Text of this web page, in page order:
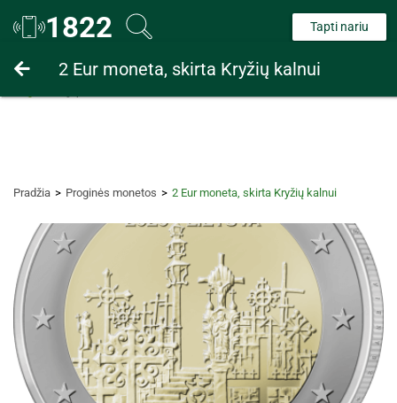
1822 Tapti nariu
Fiziniams asmenims
Juridiniams asmenims
2 Eur moneta, skirta Kryžių kalnui
Pradžia Proginės monetos 2 Eur moneta, skirta Kryžių kalnui